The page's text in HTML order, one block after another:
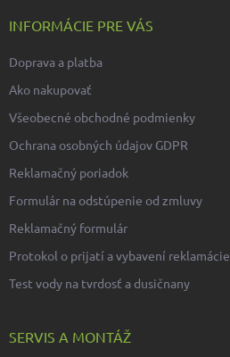
INFORMÁCIE PRE VÁS
Doprava a platba
Ako nakupovať
Všeobecné obchodné podmienky
Ochrana osobných údajov GDPR
Reklamačný poriadok
Formulár na odstúpenie od zmluvy
Reklamačný formulár
Protokol o prijatí a vybavení reklamácie
Test vody na tvrdosť a dusičnany
SERVIS A MONTÁŽ